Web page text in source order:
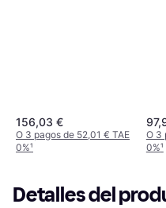
156,03 €
O 3 pagos de 52,01 € TAE
0%¹
O 3
0%¹
Detalles del